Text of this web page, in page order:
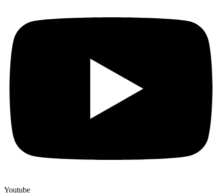
Youtube